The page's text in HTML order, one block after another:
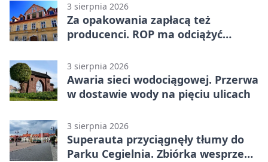
3 sierpnia 2026
Za opakowania zapłacą też
producenci. ROP ma odciążyć
3 sierpnia 2026
Awaria sieci wodociągowej. Przerwa
w dostawie wody na pięciu ulicach
3 sierpnia 2026
Superauta przyciągnęły tłumy do
Parku Cegielnia. Zbiórka wesprze